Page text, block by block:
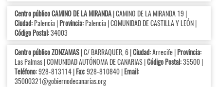
Centro público CAMINO DE LA MIRANDA| CAMINO DE LA MIRANDA 19 |
Ciudad:Palencia |Provincia:Palencia | COMUNIDAD DE CASTILLA Y LEÓN |
Código Postal:34003
Centro público ZONZAMAS| C/ BARRAQUER, 6 |Ciudad:Arrecife |Provincia:
Las Palmas | COMUNIDAD AUTÓNOMA DE CANARIAS |Código Postal:35500 |
Teléfono:928-813114 |Fax:928-810840 |Email:
35000321@gobiernodecanarias.org